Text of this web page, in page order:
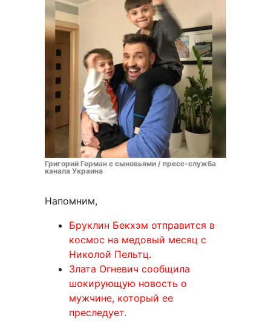
Григорий Герман с сыновьями / пресс-служба
канала Украина
Напомним,
Бруклин Бекхэм отправится в
космос на медовый месяц с
Николой Пельтц.
Злата Огневич сообщила
шокирующую новость о
мужчине, который ее
преследует.